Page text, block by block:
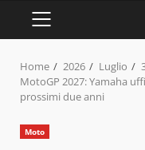
PRIMARY
MENU
Home 2026 Luglio
MotoGP 2027: Yamaha
prossimi due anni
Moto